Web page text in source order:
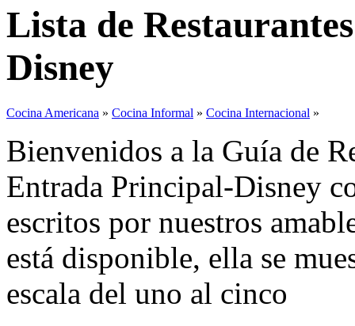
Lista de
Disney
Cocina Americana » Cocina Informal » Cocina Internacional »
Bienvenidos a la Guía de
Entrada Principal-Disney
escritos por nuestros
está disponible, ella se
escala del uno al cinco